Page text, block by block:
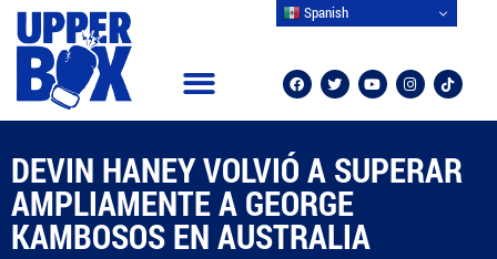
DEVIN HANEY VOLVIÓ A SUPERAR
AMPLIAMENTE A GEORGE
KAMBOSOS EN AUSTRALIA
Spanish